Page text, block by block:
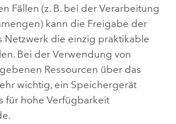
Fällen (z. B. bei der Verarbeitung
kann die Freigabe der
Netzwerk die einzig praktikable
Bei der Verwendung von
Ressourcen über das
wichtig, ein Speichergerät
für hohe Verfügbarkeit